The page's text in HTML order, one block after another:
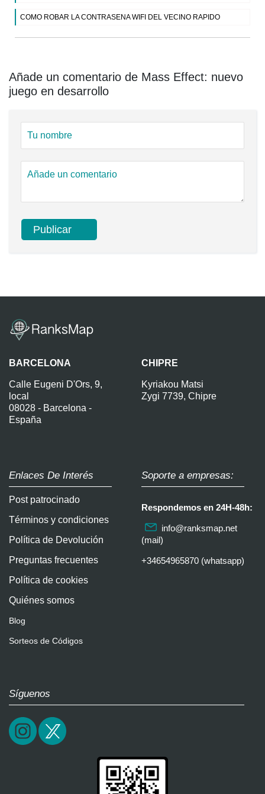
COMO ROBAR LA CONTRASENA WIFI DEL VECINO RAPIDO
Añade un comentario de Mass Effect: nuevo
juego en desarrollo
BARCELONA
Calle Eugeni D'Ors, 9,
local
08028 - Barcelona -
España
CHIPRE
Kyriakou Matsi
Zygi 7739, Chipre
Enlaces De Interés
Post patrocinado
Términos y condiciones
Política de Devolución
Preguntas frecuentes
Política de cookies
Quiénes somos
Blog
Sorteos de Códigos
Soporte a empresas:
Respondemos en 24H-48h:
info@ranksmap.net
(mail)
+34654965870 (whatsapp)
Síguenos